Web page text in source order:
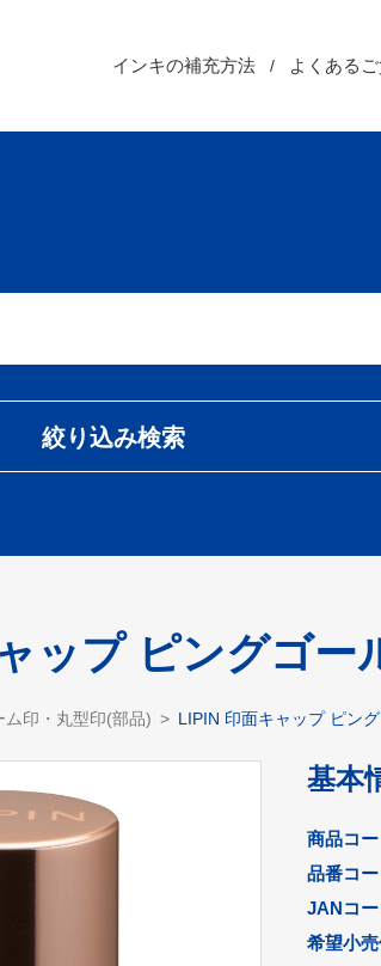
インキの補充方法 よくある
絞り込み検索
ップ ピングゴー
ム印・丸型印(部品) LIPIN 印面キャップ ピン
基本
商品コ
品番コ
JANコ
希望小